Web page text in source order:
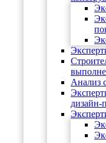
Анализ
дизайн-